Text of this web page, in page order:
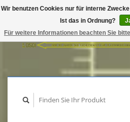
Wir benutzen Cookies nur für interne
Ist das in Ordnung?
Für weitere Informationen beachten Sie